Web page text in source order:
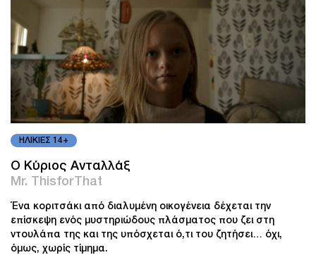
ΗΛΙΚΙΕΣ 14+
Ο Κύριος Ανταλλάξ
Mr. ThisforThat
Ένα κοριτσάκι από διαλυμένη οικογένεια δέχεται την
επίσκεψη ενός μυστηριώδους πλάσματος που ζει στη
ντουλάπα της και της υπόσχεται ό,τι του ζητήσει… όχι,
όμως, χωρίς τίμημα.